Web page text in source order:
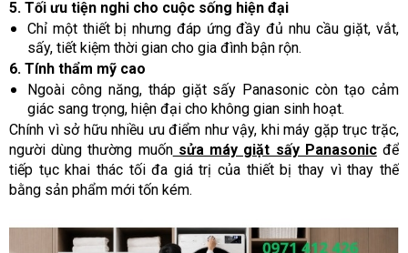
5. Tối ưu tiện nghi cho cuộc sống hiện đại
Chỉ một thiết bị nhưng đáp ứng đầy đủ nhu cầu giặt, vắt,
sấy, tiết kiệm thời gian cho gia đình bận rộn.
6. Tính thẩm mỹ cao
Ngoài công năng, tháp giặt sấy Panasonic còn tạo cảm
giác sang trọng, hiện đại cho không gian sinh hoạt.
Chính vì sở hữu nhiều ưu điểm như vậy, khi máy gặp trục trặc,
người dùng thường muốnsửa máy giặt sấy Panasonicđể
tiếp tục khai thác tối đa giá trị của thiết bị thay vì thay thế
bằng sản phẩm mới tốn kém.